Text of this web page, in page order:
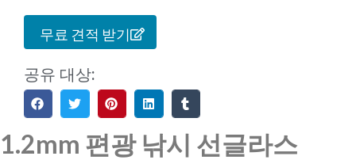
무료 견적 받기
공유 대상:
1.2mm 편광 낚시 선글라스